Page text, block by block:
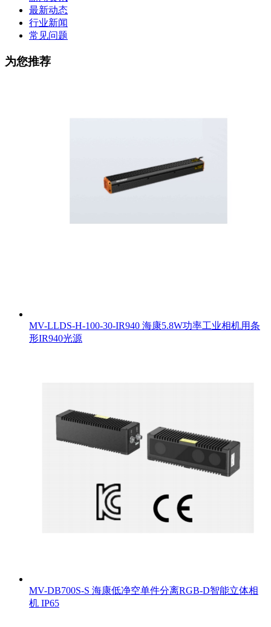
最新动态
行业新闻
常见问题
为您推荐
MV-LLDS-H-100-30-IR940 海康5.8W功率工业相机用条
形IR940光源
MV-DB700S-S 海康低净空单件分离RGB-D智能立体相
机 IP65